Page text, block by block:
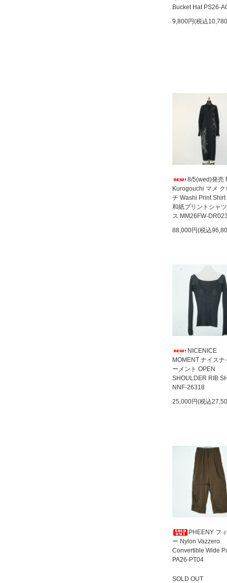
Bucket Hat PS26-
9,800円(税込
8/5(wed)発売
Kurogouchi マメ ク
チ Washi Print Shirt
和紙プリントシャ
ス MM26FW-
88,000円(税込
NICENICE
MOMENT ナイスナ
ーメント OPEN
SHOULDER RIB
NNF-26318
25,000円(税込
PHEENY フ
ー Nylon Vazzero
Convertible Wide
PA26-PT04
SOLD OUT